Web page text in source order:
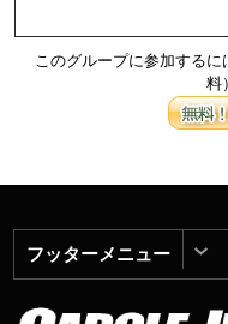
このグループに参加する
料
フッターメニュー